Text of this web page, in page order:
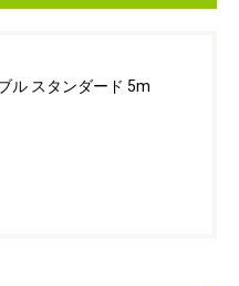
ル スタンダード 5m